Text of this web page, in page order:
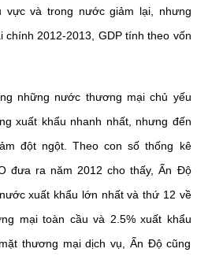
vực và trong nước giảm lại, nhưng
2012-2013, GDP tính theo vốn
những nước thương mại chủ yếu
xuất khẩu nhanh nhất, nhưng đến
đột ngột. Theo con số thống kê
đưa ra năm 2012 cho thấy, Ấn Độ
xuất khẩu lớn nhất và thứ 12 về
mại toàn cầu và 2.5% xuất khẩu
thương mại dịch vụ, Ấn Độ cũng